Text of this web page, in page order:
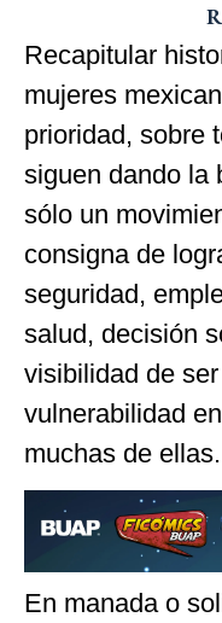
Recapitular
mujeres
prioridad, sobre
siguen dando la
sólo un
consigna de
seguridad,
salud, decisión
visibilidad de
vulnerabilidad
muchas de ellas.
En manada o